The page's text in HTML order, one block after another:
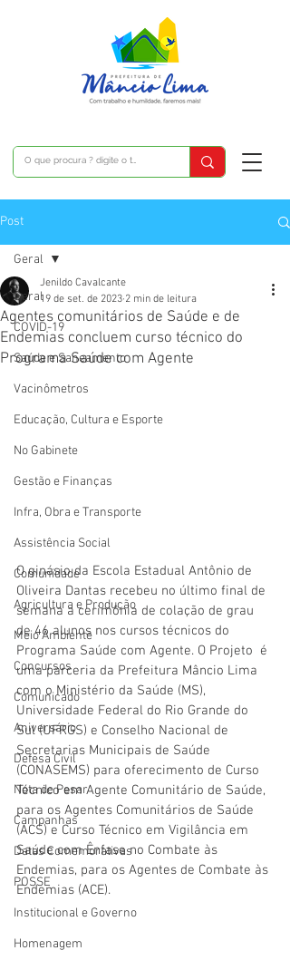
Post
Geral
COVID-19
Saúde e Saneamento
Vacinômetros
Educação, Cultura e Esporte
No Gabinete
Gestão e Finanças
Infra, Obra e Transporte
Assistência Social
Comunidade
Agricultura e Produção
Meio Ambiente
Concursos
Comunicado
Aniversário
Defesa Civil
Nota de Pesar
Campanhas
Datas Comemorativas
POSSE
Institucional e Governo
Homenagem
Geral
Agentes comunitários de Saúde e de
Endemias concluem curso técnico do
Programa Saúde com Agente
Jenildo Cavalcante
19 de set. de 2023 2 min de leitura
O ginásio da Escola Estadual Antônio de
Oliveira Dantas recebeu no último final de
semana a cerimônia de colação de grau
de 46 alunos nos cursos técnicos do
Programa Saúde com Agente. O Projeto  é
uma parceria da Prefeitura Mâncio Lima
com o Ministério da Saúde (MS),
Universidade Federal do Rio Grande do
Sul (UFRGS) e Conselho Nacional de
Secretarias Municipais de Saúde
(CONASEMS) para oferecimento de Curso
Técnico em Agente Comunitário de Saúde,
para os Agentes Comunitários de Saúde
(ACS) e Curso Técnico em Vigilância em
Saúde com Ênfase no Combate às
Endemias, para os Agentes de Combate às
Endemias (ACE).